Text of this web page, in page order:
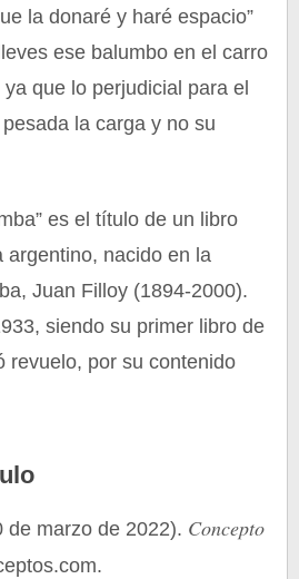
la donaré y haré espacio”
ese balumbo en el carro
que lo perjudicial para el
la carga y no su
es el título de un libro
argentino, nacido en la
Juan Filloy (1894-2000).
siendo su primer libro de
revuelo, por su contenido
de marzo de 2022). Concepto